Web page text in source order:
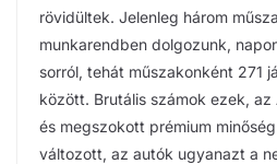
rövidültek. Jelenleg három
munkarendben dolgozunk,
sorról, tehát műszakonként 271
között. Brutális számok ezek,
és megszokott prémium
változott, az autók ugyanazt a